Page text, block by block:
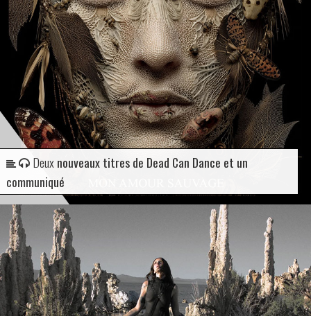
Deuxnouveaux titres de Dead Can Dance et un
communiqué